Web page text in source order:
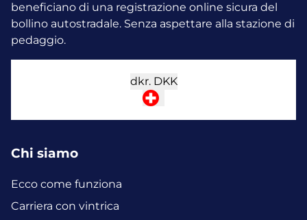
beneficiano di una registrazione online sicura del
bollino autostradale. Senza aspettare alla stazione di
pedaggio.
dkr. DKK
Chi siamo
Ecco come funziona
Carriera con vintrica